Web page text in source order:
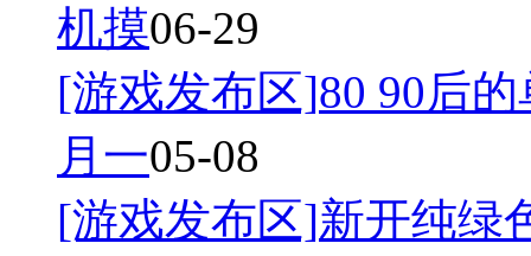
机摸06-29
[游戏发布区]80 90后
月一05-08
[游戏发布区]新开纯绿